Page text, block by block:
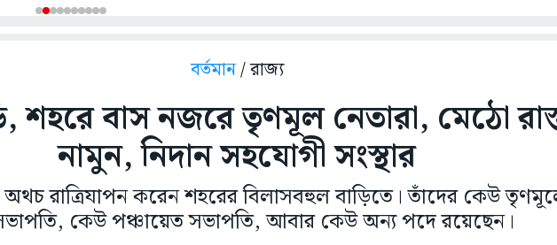
বর্তমান/ রাজ্য
শহরে বাস নজরে তৃণমূল নেতারা, মেঠো
নামুন, নিদান সহযোগী সংস্থার
অথচ রাত্রিযাপন করেন শহরের বিলাসবহুল বাড়িতে। তাঁদের কেউ
কেউ পঞ্চায়েত সভাপতি, আবার কেউ অন্য পদে রয়েছেন।